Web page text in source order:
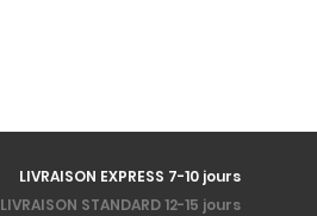
LIVRAISON EXPRESS 7-10 jours
LIVRAISON STANDARD 12-15 jours